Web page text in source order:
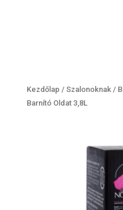
Kezdőlap / Szalonoknak/
Barnító Oldat 3,8L